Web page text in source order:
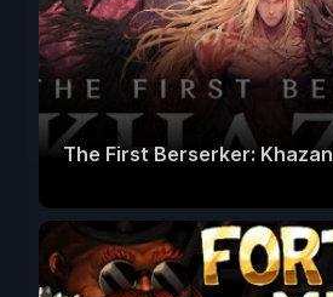
The First Berserker: Khazan